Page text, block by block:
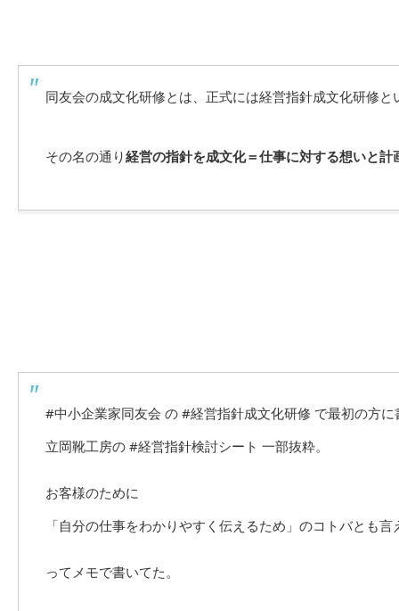
同友会の成文化研修とは、正式には経営指針成文化研修と
その名の通り経営の指針を成文化＝仕事に対する想いと計
#中小企業家同友会 の #経営指針成文化研修 で最初の方に
立岡靴工房の #経営指針検討シート 一部抜粋。
お客様のために
「自分の仕事をわかりやすく伝えるため」のコトバとも言
ってメモで書いてた。